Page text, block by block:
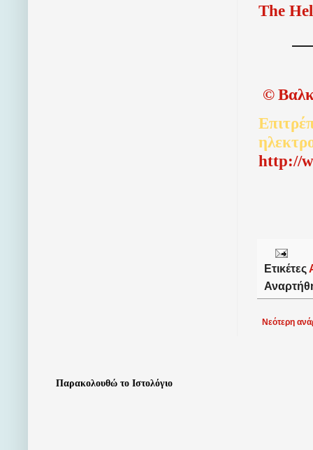
The
©
http://
Ετικέτες
Νεότερη
Παρακολουθώ το Ιστολόγιο